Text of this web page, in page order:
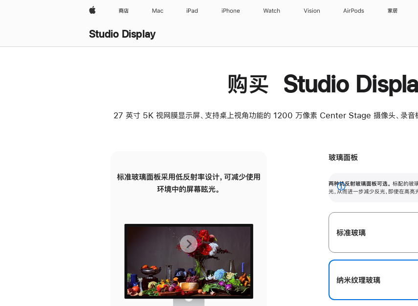
Apple 商店 Mac iPad iPhone Watch Vision AirPods 家居
Studio Display
购买 Studio
27 英寸 5K 视网膜显示屏、支持桌上视角功能的 1200 万像素 Center Stage 摄像头、录音
标准玻璃面板采用低反射率设计，可减少使用
环境中的屏幕眩光。
有高亮光源的场所使用，也能保持出色画质。
上
一
张
图
下
一
张
图
玻璃面板
两种抗反射玻璃面板可选。 标配的玻
光，从而进一步减少反光，即使在高
展
标准玻璃
纳米纹理玻璃